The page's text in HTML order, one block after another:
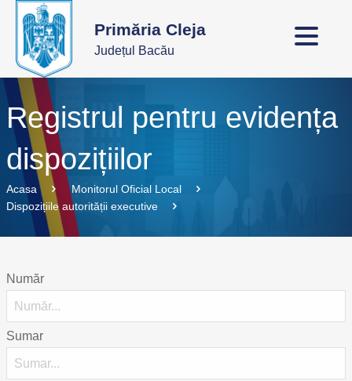
Primăria Cleja
Județul Bacău
Registrul pentru evidența
dispozițiilor
Acasa
Monitorul Oficial Local
Dispozițiile autorității executive
Număr
Sumar